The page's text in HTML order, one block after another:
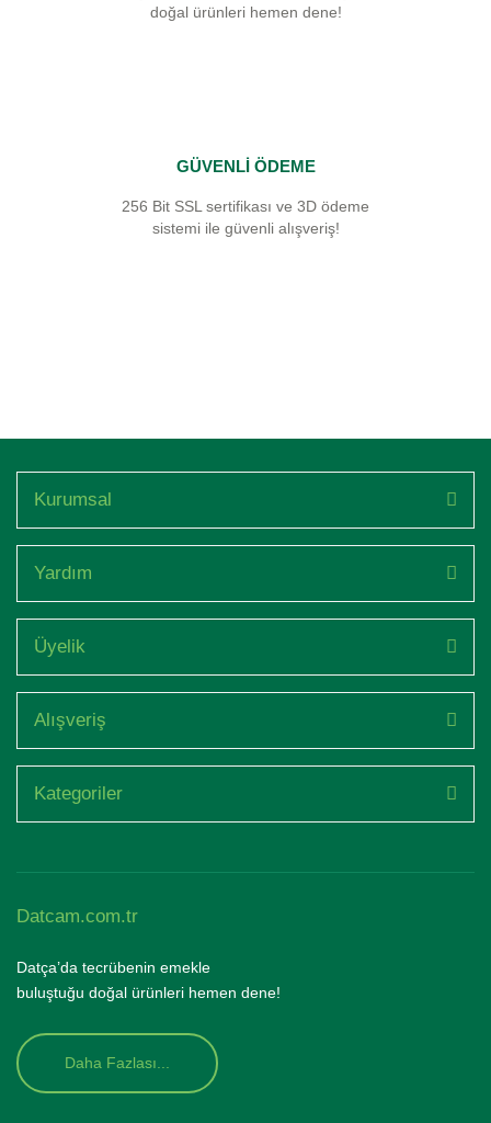
doğal ürünleri hemen dene!
GÜVENLİ ÖDEME
256 Bit SSL sertifikası ve 3D ödeme
sistemi ile güvenli alışveriş!
Kurumsal
Yardım
Üyelik
Alışveriş
Kategoriler
Datcam.com.tr
Datça’da tecrübenin emekle
buluştuğu doğal ürünleri hemen dene!
Daha Fazlası...